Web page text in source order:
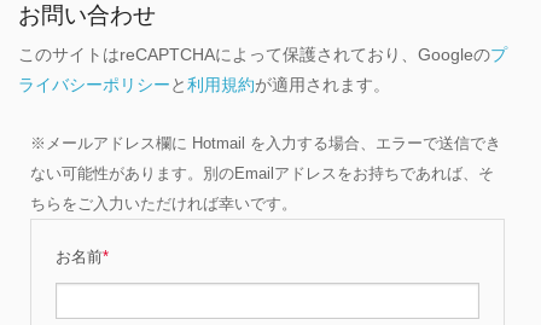
お問い合わせ
このサイトはreCAPTCHAによって保護されており、Googleのプ
ライバシーポリシーと利用規約が適用されます。
※メールアドレス欄に Hotmail を入力する場合、エラーで送信でき
ない可能性があります。別のEmailアドレスをお持ちであれば、そ
ちらをご入力いただければ幸いです。
お名前*